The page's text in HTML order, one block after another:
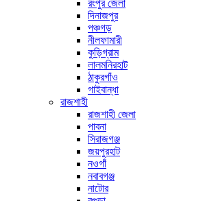
রংপুর জেলা
দিনাজপুর
পঞ্চগড়
নীলফামারী
কুড়িগ্রাম
লালমনিরহাট
ঠাকুরগাঁও
গাইবান্ধা
রাজশাহী
রাজশাহী জেলা
পাবনা
সিরাজগঞ্জ
জয়পুরহাট
নওগাঁ
নবাবগঞ্জ
নাটোর